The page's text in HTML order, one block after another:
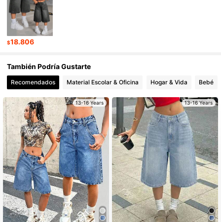
4,95
4,95 426K Seguidores
4,95 426K Seguidores
$18.806
También Podría Gustarte
Recomendados Material Escolar & Oficina Hogar & Vida Bebé
13-16 Years 13-16 Years